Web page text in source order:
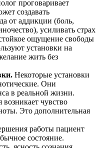
проговаривает
создавать
от аддикции (боль,
усиливать страх
ощущение свободы
установки на
жить без
Некоторые установки
Они
в реальной жизни.
чувство
Это дополнительная
работы пациент
состояние.